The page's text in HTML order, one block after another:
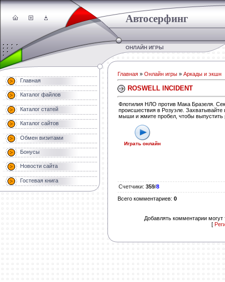
Автосерфинг
ОНЛАЙН ИГРЫ
Главная
Каталог файлов
Каталог статей
Каталог сайтов
Обмен визитами
Бонусы
Новости сайта
Гостевая книга
Главная » Онлайн игры » Аркады и экшн
ROSWELL INCIDENT
Флотилия НЛО против Мака Бразеля.
происшествия в Розуэле.
мыши и жмите пробел, чтобы выпустить
Играть онлайн
Счетчики: 359/8
Всего комментариев: 0
Добавлять комментарии могут
[